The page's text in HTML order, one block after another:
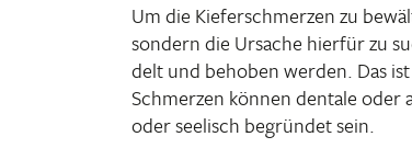
Um die Kiefer­schmerzen zu
sondern die Ursache hierfür zu
delt und behoben werden. Das
Schmerzen können dentale oder
oder seelisch begründet sein.